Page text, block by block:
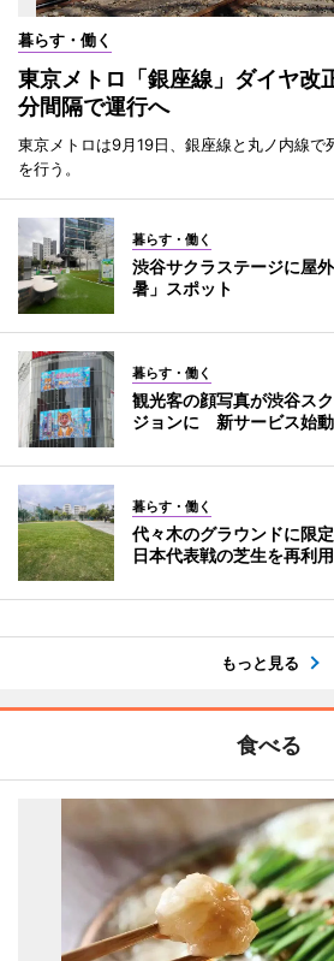
暮らす・働く
東京メトロ「銀座線」ダイヤ
分間隔で運行へ
東京メトロは9月19日、銀座線と丸ノ内線で
を行う。
暮らす・働く
渋谷サクラステージに屋
暑」スポット
暮らす・働く
観光客の顔写真が渋谷ス
ジョンに 新サービス始
暮らす・働く
代々木のグラウンドに限
日本代表戦の芝生を再利用
もっと見る
食べる